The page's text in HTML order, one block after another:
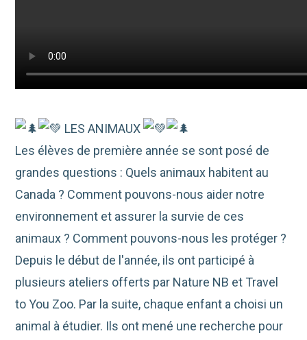
LES ANIMAUX
Les élèves de première année se sont posé de
grandes questions : Quels animaux habitent au
Canada ? Comment pouvons-nous aider notre
environnement et assurer la survie de ces
animaux ? Comment pouvons-nous les protéger ?
Depuis le début de l'année, ils ont participé à
plusieurs ateliers offerts par Nature NB et Travel
to You Zoo. Par la suite, chaque enfant a choisi un
animal à étudier. Ils ont mené une recherche pour